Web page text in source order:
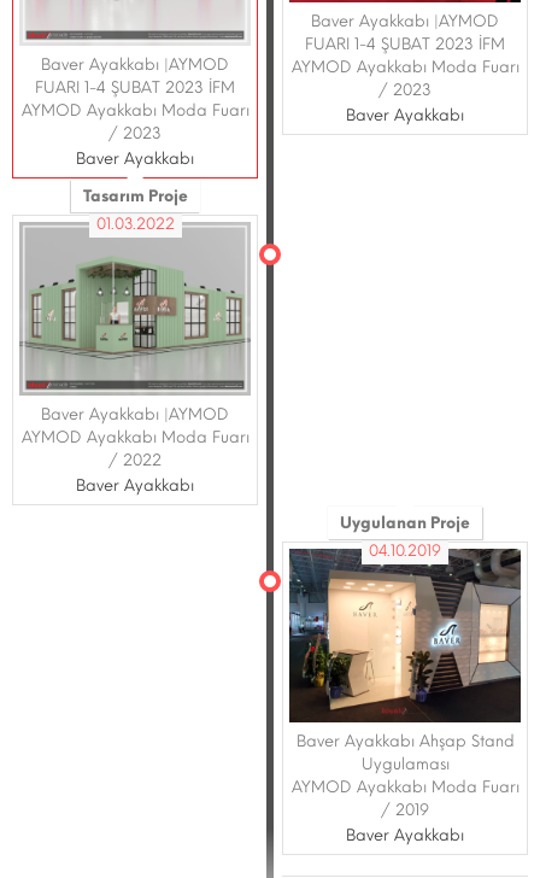
Baver Ayakkabı |AYMOD
FUARI 1-4 ŞUBAT 2023 İFM
AYMOD Ayakkabı Moda Fuarı
/ 2023
Baver Ayakkabı
Baver Ayakkabı |AYMOD
FUARI 1-4 ŞUBAT 2023 İFM
AYMOD Ayakkabı Moda Fuarı
/ 2023
Baver Ayakkabı
Tasarım Proje
01.03.2022
Baver Ayakkabı |AYMOD
AYMOD Ayakkabı Moda Fuarı
/ 2022
Baver Ayakkabı
Uygulanan Proje
04.10.2019
Baver Ayakkabı Ahşap Stand
Uygulaması
AYMOD Ayakkabı Moda Fuarı
/ 2019
Baver Ayakkabı